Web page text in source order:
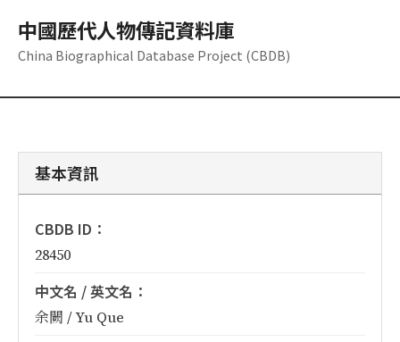
中國歷代人物傳記資料庫
China Biographical Database Project (CBDB)
基本資訊
CBDB ID：
28450
中文名 / 英文名：
余闕 / Yu Que